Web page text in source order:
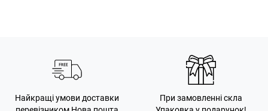
Найкращі умови доставки
При замовленні скла